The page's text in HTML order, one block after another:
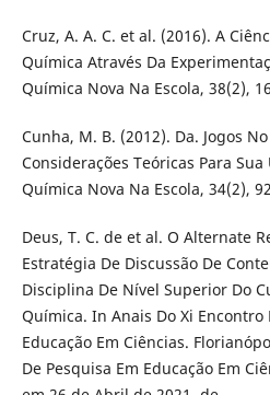
Cruz, A. A. C. et al. (2016). A
Química Através Da
Química Nova Na Escola, 38(2),
Cunha, M. B. (2012). Da. Jogos
Considerações Teóricas Para
Química Nova Na Escola, 34(2),
Deus, T. C. de et al. O Alternate
Estratégia De Discussão De
Disciplina De Nível Superior Do
Química. In Anais Do Xi Encontro
Educação Em Ciências.
De Pesquisa Em Educação Em